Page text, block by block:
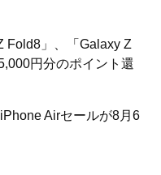
Fold8」、「Galaxy Z
円分のポイント還
Airセールが8月6